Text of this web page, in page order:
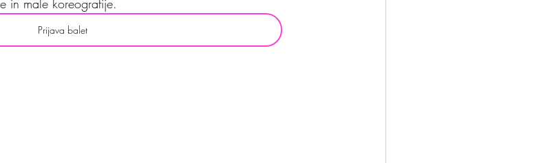
in male koreografije.
Prijava balet